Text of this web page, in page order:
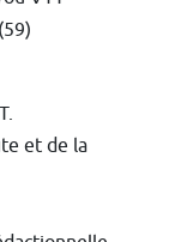
et de la